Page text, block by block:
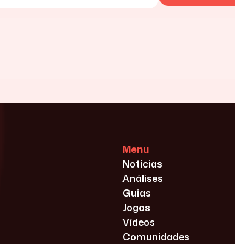
Menu
Notícias
Análises
Guias
Jogos
Vídeos
Comunidades